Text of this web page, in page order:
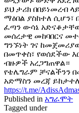
ይህ ታሪክ በበይነመረብ
ማዕበል ያስከተለ ሲሆን፣
ፈጣን ውሳኔ
መሰረታዊ መከባበርና
ግንኙነት ገና
በመጥቀስ፣ የወሰደችው
ብዙዎች አረጋግጠዋል።
የቴሌግራም ቻናልችንን
አድማስን መረጃ
https://t.me/
Published in አግራሞት
Tagged under